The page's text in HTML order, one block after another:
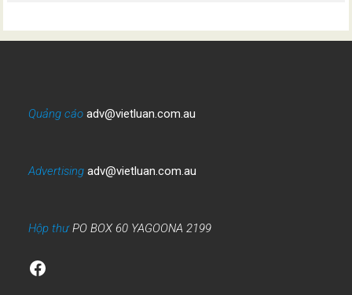
Quảng cáo adv@vietluan.com.au
Advertising adv@vietluan.com.au
Hộp thưPO BOX 60 YAGOONA 2199
Facebook